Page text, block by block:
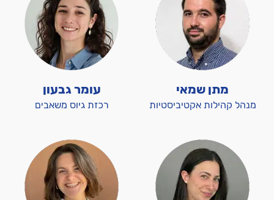
מתן שמאי
מנהל קהילות אקטיביסטיות
עומר גבעון
רכזת גיוס משאבים